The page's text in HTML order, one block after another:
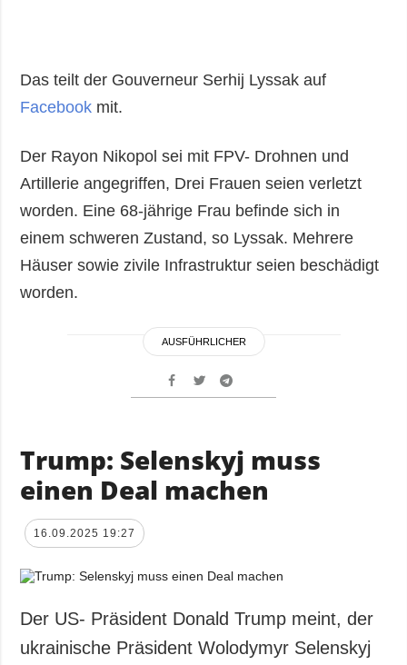
Das teilt der Gouverneur Serhij Lyssak auf
Facebook mit.
Der Rayon Nikopol sei mit FPV- Drohnen und
Artillerie angegriffen, Drei Frauen seien verletzt
worden. Eine 68-jährige Frau befinde sich in
einem schweren Zustand, so Lyssak. Mehrere
Häuser sowie zivile Infrastruktur seien beschädigt
worden.
AUSFÜHRLICHER
Trump: Selenskyj muss
einen Deal machen
16.09.2025 19:27
Der US- Präsident Donald Trump meint, der
ukrainische Präsident Wolodymyr Selenskyj